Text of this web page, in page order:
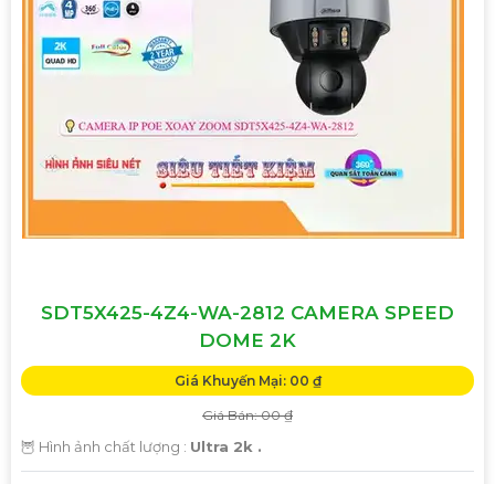
SDT5X425-4Z4-WA-2812 CAMERA SPEED
DOME 2K
Giá Khuyến Mại: 00 ₫
Giá Bán: 00 ₫
🦉 Hình ảnh chất lượng : Ultra 2k .